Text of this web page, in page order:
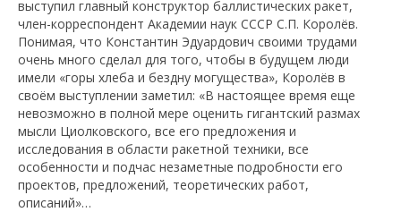
выступил главный конструктор баллистических ракет,
член-корреспондент Академии наук СССР С.П. Королёв.
Понимая, что Константин Эдуардович своими трудами
очень много сделал для того, чтобы в будущем люди
имели «горы хлеба и бездну могущества», Королёв в
своём выступлении заметил: «В настоящее время еще
невозможно в полной мере оценить гигантский размах
мысли Циолковского, все его предложения и
исследования в области ракетной техники, все
особенности и подчас незаметные подробности его
проектов, предложений, теоретических работ,
описаний»…